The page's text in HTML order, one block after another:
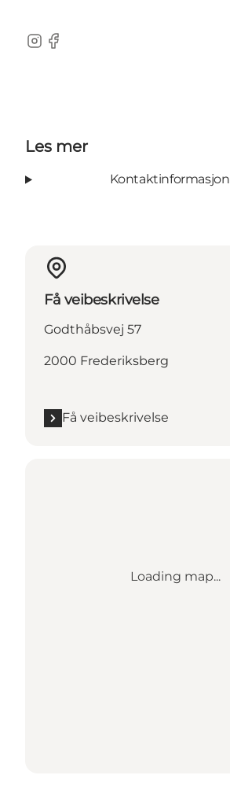
Instagram
Facebook
Les mer
Kontaktinformasjon
Få veibeskrivelse
Godthåbsvej 57
2000 Frederiksberg
Få veibeskrivelse
Loading map...